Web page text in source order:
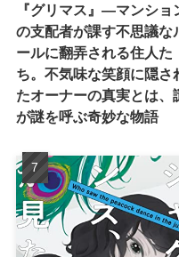
『グリマス』―マンショ
の支配者が課す不思議な
ールに翻弄される住人た
ち。不気味な笑顔に隠さ
たオーナーの真実とは、
が謎を呼ぶ奇妙な物語